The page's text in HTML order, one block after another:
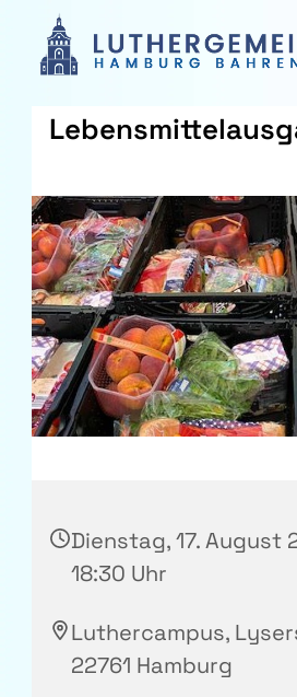
Dienstag, 17. August
18:30 Uhr
Luthercampus,
22761 Hamburg